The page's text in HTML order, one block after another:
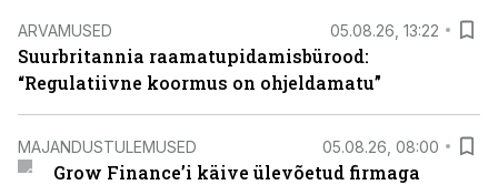
ARVAMUSED 05.08.26, 13:22
Suurbritannia raamatupidamisbürood:
“Regulatiivne koormus on ohjeldamatu”
MAJANDUSTULEMUSED 05.08.26, 08:00
Grow Finance’i käive ülevõetud firmaga